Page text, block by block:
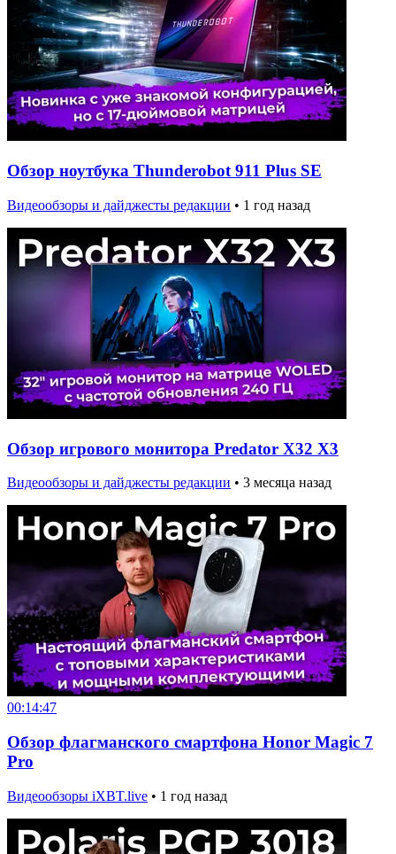
Обзор ноутбука Thunderobot 911 Plus SE
Видеообзоры и дайджесты редакции • 1 год назад
Обзор игрового монитора Predator X32 X3
Видеообзоры и дайджесты редакции • 3 месяца назад
00:14:47
Обзор флагманского смартфона Honor Magic 7
Pro
Видеообзоры iXBT.live • 1 год назад